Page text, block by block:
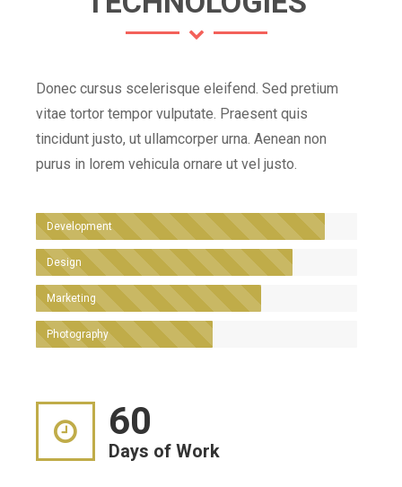
Donec cursus scelerisque eleifend. Sed pretium
vitae tortor tempor vulputate. Praesent quis
tincidunt justo, ut ullamcorper urna. Aenean non
purus in lorem vehicula ornare ut vel justo.
Development
Design
Marketing
Photography
60
Days of Work